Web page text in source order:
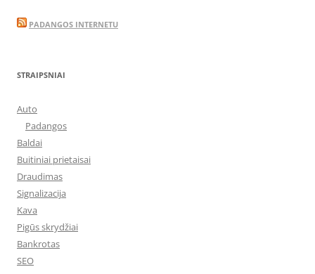
PADANGOS INTERNETU
STRAIPSNIAI
Auto
Padangos
Baldai
Buitiniai prietaisai
Draudimas
Signalizacija
Kava
Pigūs skrydžiai
Bankrotas
SEO